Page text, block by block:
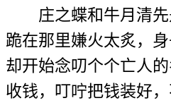
庄之蝶和牛月清
跪在那里嫌火太炙，
却开始念叨个个亡人
收钱，叮咛把钱装好